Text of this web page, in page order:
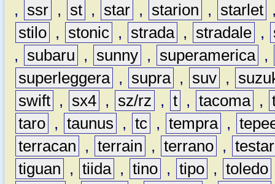
,
ssr , st , star , starion , starlet
stilo , stonic , strada , stradale ,
,
subaru , sunny , superamerica ,
superleggera , supra , suv ,
swift , sx4 , sz/rz , t , tacoma ,
taro , taunus , tc , tempra ,
terracan
, terrain , terrano ,
tiguan
, tiida , tino , tipo , toledo